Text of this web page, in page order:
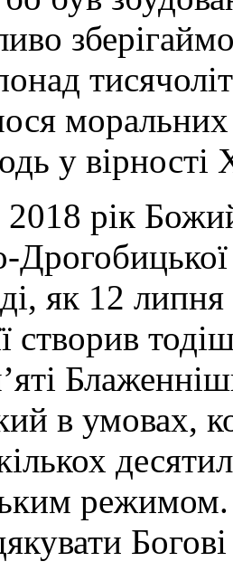
у
рік
як 12
створив
в умовах,
Богові